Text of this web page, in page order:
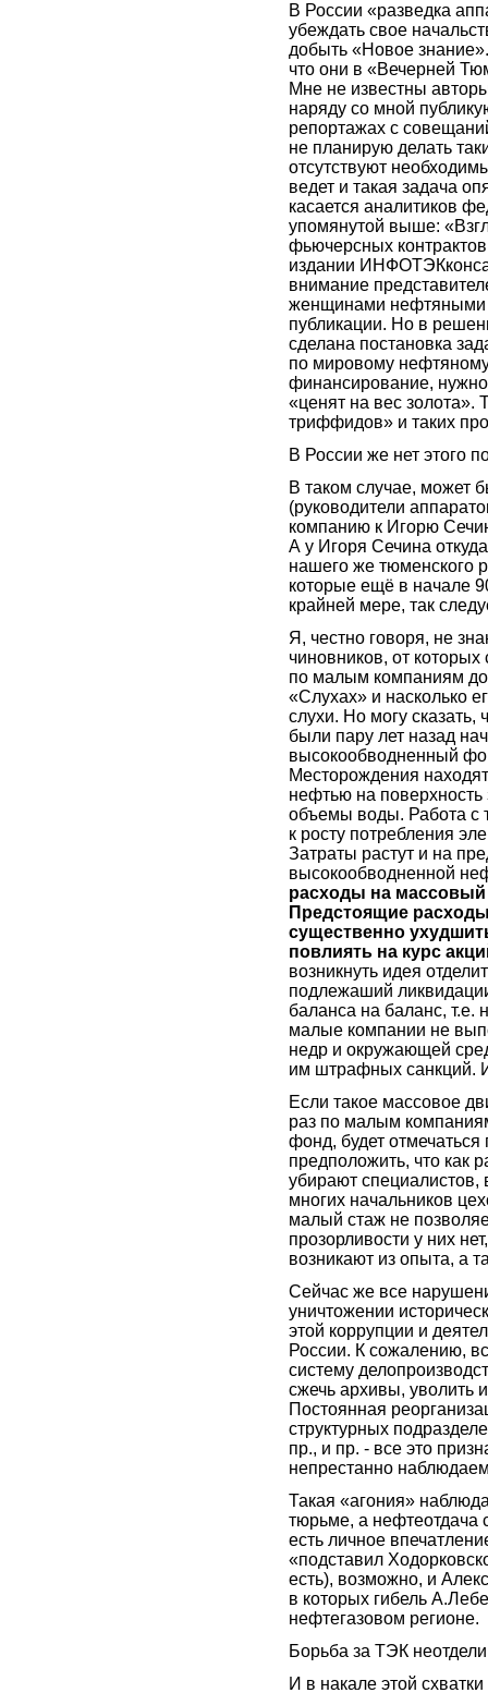
В России «разведка
убеждать свое
добыть «Новое
что они в «Вечерней
Мне не известны
наряду со мной
репортажах с
не планирую делать
отсутствуют
ведет и такая задача
касается аналитиков
упомянутой выше:
фьючерсных
издании
внимание
женщинами нефтяными
публикации. Но в
сделана постановка
по мировому
финансирование,
«ценят на вес золота».
триффидов» и таких
В России же нет этого
В таком случае, может
(руководители
компанию к Игорю
А у Игоря Сечина
нашего же тюменского
которые ещё в начале
крайней мере, так
Я, честно говоря, не
чиновников, от
по малым компаниям до
«Слухах» и насколько
слухи. Но могу
были пару лет назад
высокообводненный
Месторождения
нефтью на
объемы воды. Работа с
к росту потребления
Затраты растут и на
высокообводненной
расходы на массовый
Предстоящие
существенно
повлиять на курс
возникнуть идея
подлежаший
баланса на баланс, т.е.
малые компании не
недр и окружающей
им штрафных санкций.
Если такое массовое
раз по малым
фонд, будет
предположить, что как
убирают
многих начальников
малый стаж не
прозорливости у них
возникают из опыта, а
Сейчас же все
уничтожении
этой коррупции и
России. К сожалению,
систему
сжечь архивы, уволить и
Постоянная
структурных
пр., и пр. - все это
непрестанно
Такая «агония»
тюрьме, а нефтеотдача
есть личное
«подставил
есть), возможно, и
в которых гибель
нефтегазовом регионе.
Борьба за ТЭК
И в накале этой